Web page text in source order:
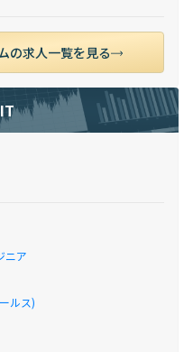
の求人一覧を見る
ニア
ルス)